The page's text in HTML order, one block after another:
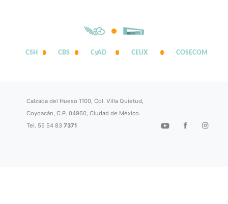
CSH CBS CyAD CEUX COSECOM
Calzada del Hueso 1100, Col. Villa Quietud,
Coyoacán, C.P. 04960, Ciudad de México.
Tel. 55 54 837371